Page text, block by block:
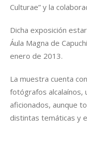
Culturae” y la
Dicha exposición
Áula Magna de
enero de 2013.
La muestra cuenta
fotógrafos alcalaínos,
aficionados, aunque
distintas temáticas y